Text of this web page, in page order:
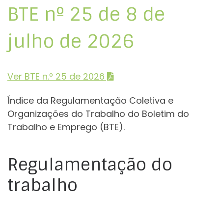
BTE nº 25 de 8 de
julho de 2026
Ver BTE n.º 25 de 2026
Índice da Regulamentação Coletiva e
Organizações do Trabalho do Boletim do
Trabalho e Emprego (BTE).
Regulamentação do
trabalho